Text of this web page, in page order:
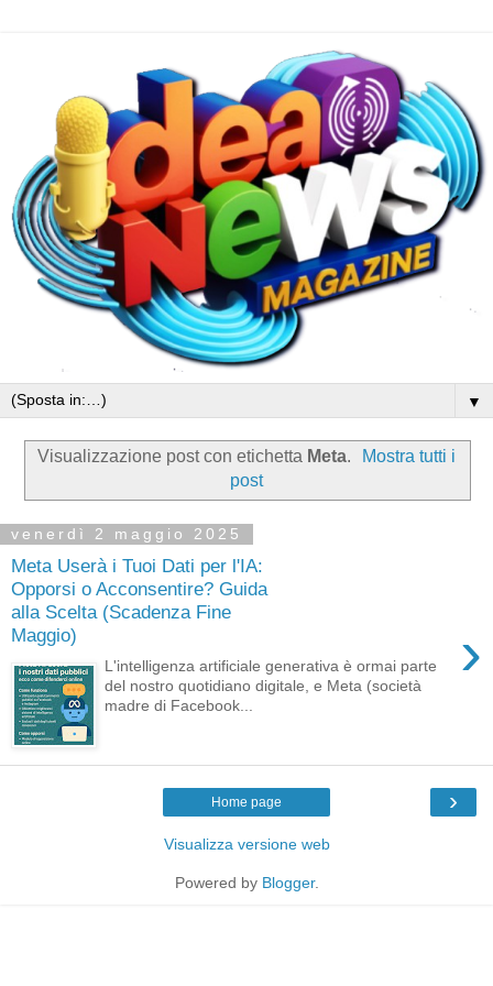
▼
Visualizzazione post con etichetta Meta.
Mostra tutti i
post
venerdì 2 maggio 2025
Meta Userà i Tuoi Dati per l'IA:
Opporsi o Acconsentire? Guida
alla Scelta (Scadenza Fine
Maggio)
›
L'intelligenza artificiale generativa è ormai parte
del nostro quotidiano digitale, e Meta (società
madre di Facebook...
›
Home page
Visualizza versione web
Powered by Blogger.